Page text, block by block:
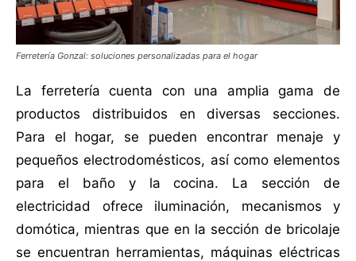
Ferretería Gonzal: soluciones personalizadas para el hogar
La ferretería cuenta con una amplia gama de
productos distribuidos en diversas secciones.
Para el hogar, se pueden encontrar menaje y
pequeños electrodomésticos, así como elementos
para el baño y la cocina. La sección de
electricidad ofrece iluminación, mecanismos y
domótica, mientras que en la sección de bricolaje
se encuentran herramientas, máquinas eléctricas